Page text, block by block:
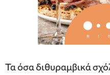
Τα όσα διθυραμβικά